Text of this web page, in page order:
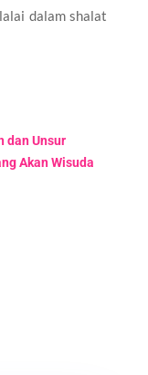
dalam shalat
dan Unsur
Akan Wisuda